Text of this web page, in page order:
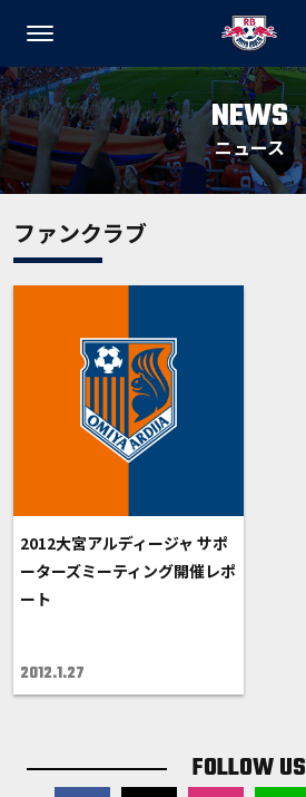
NEWS
ニュース
ファンクラブ
2012大宮アルディージャ サポ
ーターズミーティング開催レポ
ート
2012.1.27
FOLLOW US